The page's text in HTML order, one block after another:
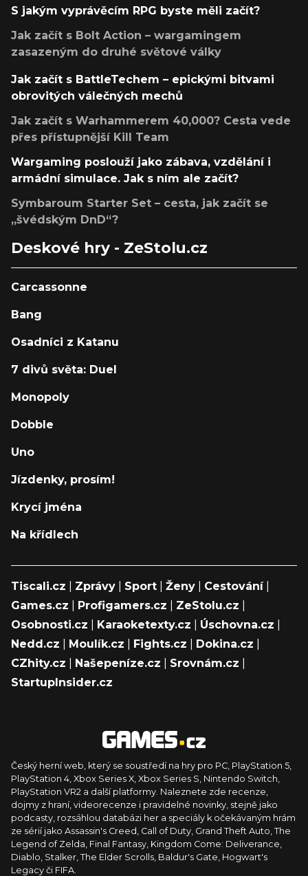
S jakým vyprávěcím RPG byste měli začít?
Jak začít s Bolt Action – wargamingem
zasazeným do druhé světové války
Jak začít s BattleTechem – epickými bitvami
obrovitých válečných mechů
Jak začít s Warhammerem 40,000? Cesta vede
přes přístupnější Kill Team
Wargaming poslouží jako zábava, vzdělání i
armádní simulace. Jak s ním ale začít?
Symbaroum Starter Set – cesta, jak začít se
„švédským DnD“?
Deskové hry - ZeStolu.cz
Carcassonne
Bang
Osadníci z Katanu
7 divů světa: Duel
Monopoly
Dobble
Uno
Jízdenky, prosím!
Krycí jména
Na křídlech
Tiscali.cz Zprávy Sport Ženy Cestování|
Games.cz
Profigamers.cz ZeStolu.cz
Osobnosti.cz
Karaoketexty.cz Úschovna.cz
Nedd.cz
Moulík.cz Fights.cz Dokina.cz
CZhity.cz
Našepeníze.cz Srovnám.cz
StartupInsider.cz
Český herní web, který se soustředí na hry pro PC, PlayStation 5,
PlayStation 4, Xbox Series X, Xbox Series S, Nintendo Switch,
PlayStation VR2 a další platformy. Naleznete zde recenze,
dojmy z hraní, videorecenze i pravidelné novinky, stejně jako
podcasty, rozsáhlou databázi her a speciály k očekávaným hrám
ze sérií jako Assassin's Creed, Call of Duty, Grand Theft Auto, The
Legend of Zelda, Final Fantasy, Kingdom Come: Deliverance,
Diablo, Stalker, The Elder Scrolls, Baldur's Gate, Hogwart's
Legacy či FIFA.